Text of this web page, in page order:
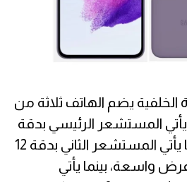
الخلفية يضم الهاتف ثلاثة من
المستشعر الرئيسي بدقة
64 ميجا بيكسل، بينما يأتي المستشعر الثاني بدقة 12
واسعة، بينما يأتي